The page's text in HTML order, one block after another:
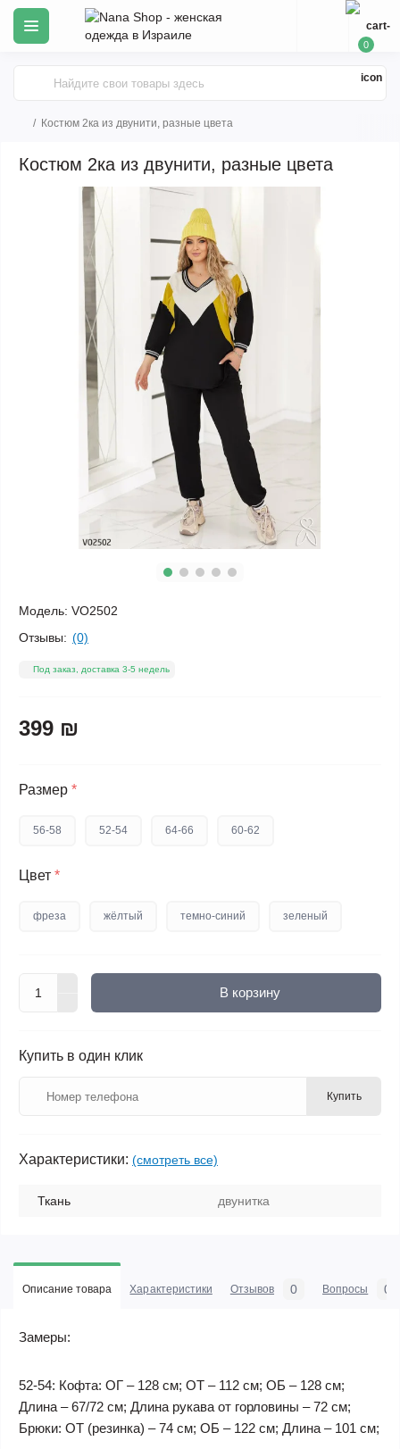
0
Костюм 2ка из двунити, разные цвета
Костюм 2ка из двунити, разные цвета
Модель: VO2502
Отзывы: (0)
Под заказ, доставка 3-5 недель
399 ₪
Размер *
56-58 52-54 64-66 60-62
Цвет *
фреза жёлтый темно-синий зеленый
В корзину
Купить в один клик
Купить
Характеристики: (смотреть все)
Ткань двунитка
Описание товара Характеристики Отзывов 0 Вопросы 0
Замеры:
52-54: Кофта: ОГ – 128 см; ОТ – 112 см; ОБ – 128 см;
Длина – 67/72 см; Длина рукава от горловины – 72 см;
Брюки: ОТ (резинка) – 74 см; ОБ – 122 см; Длина – 101 см;